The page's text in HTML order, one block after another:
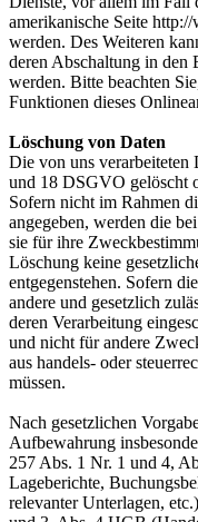
amerikanische Seite
werden. Des Weiteren
deren Abschaltung in den
werden. Bitte beachten
Funktionen dieses
Löschung von Daten
Die von uns verarbeiteten
und 18 DSGVO gelöscht
Sofern nicht im Rahmen
angegeben, werden die
sie für ihre
Löschung keine
entgegenstehen. Sofern
andere und gesetzlich
deren Verarbeitung
und nicht für andere
aus handels- oder
müssen.
Nach gesetzlichen
Aufbewahrung
257 Abs. 1 Nr. 1 und 4,
Lageberichte,
relevanter Unterlagen,